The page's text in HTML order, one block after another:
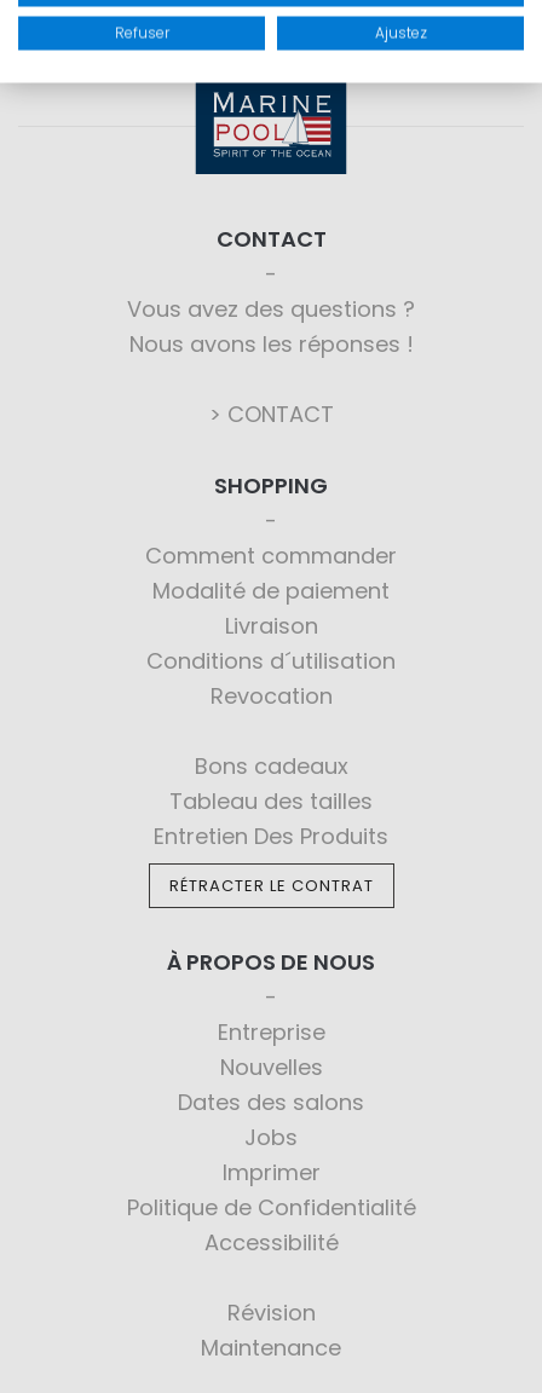
CONTACT
Vous avez des questions ?
Nous avons les réponses !
> CONTACT
SHOPPING
Comment commander
Modalité de paiement
Livraison
Conditions d´utilisation
Revocation
Bons cadeaux
Tableau des tailles
Entretien Des Produits
RÉTRACTER LE CONTRAT
À PROPOS DE NOUS
Entreprise
Nouvelles
Dates des salons
Jobs
Imprimer
Politique de Confidentialité
Accessibilité
Révision
Maintenance
Refuser Ajustez